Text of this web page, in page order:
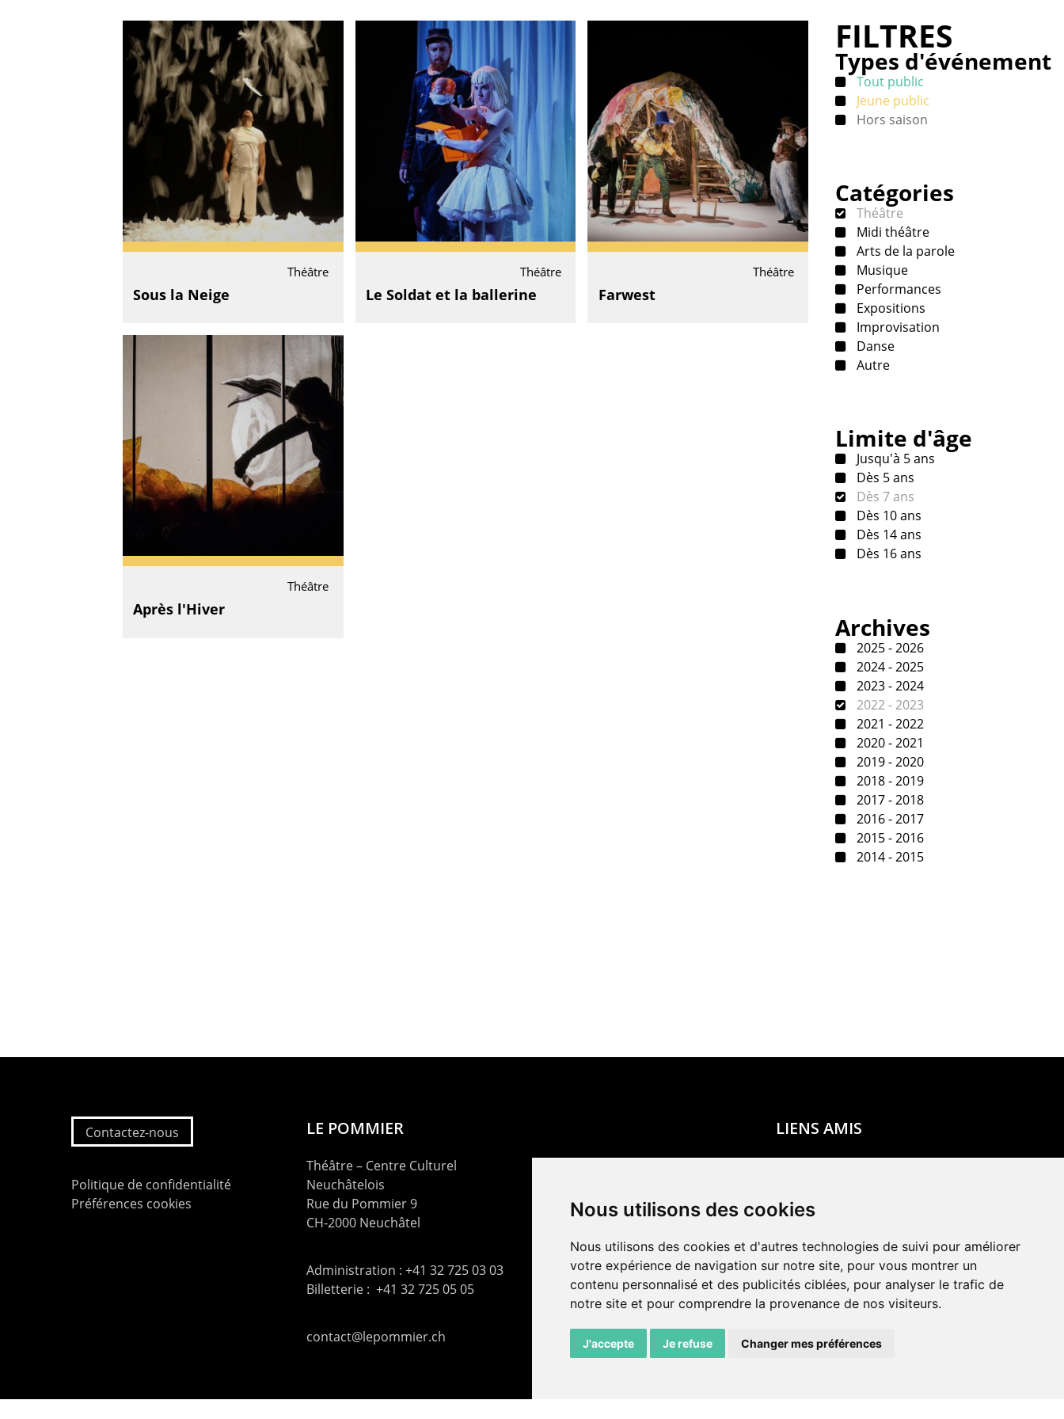
Nous utilisons des cookies
Nous utilisons des cookies et d'autres technologies de suivi pour améliorer
votre expérience de navigation sur notre site, pour vous montrer un
contenu personnalisé et des publicités ciblées, pour analyser le trafic de
notre site et pour comprendre la provenance de nos visiteurs.
J'accepte Je refuse Changer mes préférences
Théâtre
Sous la Neige
Théâtre
Le Soldat et la ballerine
Théâtre
Farwest
Théâtre
Après l'Hiver
FILTRES
Types d'événement
Tout public
Jeune public
Hors saison
Catégories
Théâtre
Midi théâtre
Arts de la parole
Musique
Performances
Expositions
Improvisation
Danse
Autre
Limite d'âge
Jusqu'à 5 ans
Dès 5 ans
Dès 7 ans
Dès 10 ans
Dès 14 ans
Dès 16 ans
Archives
2025 - 2026
2024 - 2025
2023 - 2024
2022 - 2023
2021 - 2022
2020 - 2021
2019 - 2020
2018 - 2019
2017 - 2018
2016 - 2017
2015 - 2016
2014 - 2015
Contactez-nous
Politique de confidentialité
Préférences cookies
LE POMMIER
Théâtre – Centre Culturel
Neuchâtelois
Rue du Pommier 9
CH-2000 Neuchâtel
Administration : +41 32 725 03 03
Billetterie : +41 32 725 05 05
contact@lepommier.ch
LIENS AMIS